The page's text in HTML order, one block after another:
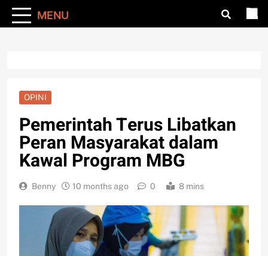
MENU
OPINI
Pemerintah Terus Libatkan
Peran Masyarakat dalam
Kawal Program MBG
Benny 10 months ago 0 8 mins